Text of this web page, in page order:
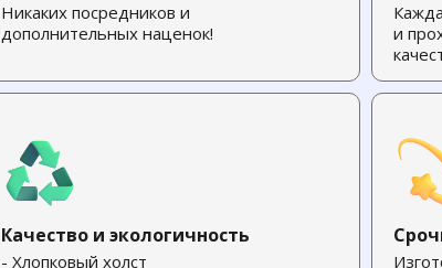
Качество и экологичность
- Хлопковый холст
и
Никаких посредников и
дополнительных наценок!